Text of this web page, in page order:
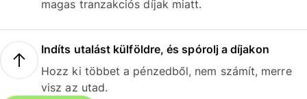
magas tranzakciós díjak miatt.
Indíts utalást külföldre, és spórolj a díjakon
Hozz ki többet a pénzedből, nem számít, merre
visz az utad.